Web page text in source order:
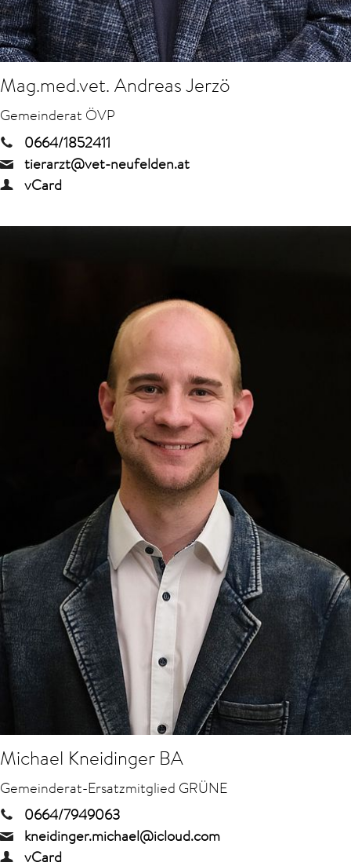
Mag.med.vet. Andreas Jerzö
Gemeinderat ÖVP
0664/1852411
tierarzt@vet-neufelden.at
vCard
Michael Kneidinger BA
Gemeinderat-Ersatzmitglied GRÜNE
0664/7949063
kneidinger.michael@icloud.com
vCard